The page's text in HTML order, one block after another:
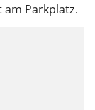
Parkplatz.